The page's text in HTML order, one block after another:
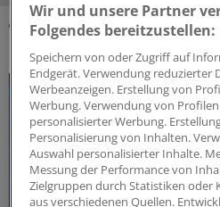
DAS KÖNNTE SIE
Wir und unsere Partner
Folgendes bereitzustellen:
Speichern von oder Zugriff auf
Endgerät. Verwendung reduzierter
Werbeanzeigen. Erstellung von
Werbung. Verwendung von
personalisierter Werbung.
Personalisierung von Inhalten.
Auswahl personalisierter Inhalte.
Messung der Performance von
Zielgruppen durch Statistiken oder
aus verschiedenen Quellen.